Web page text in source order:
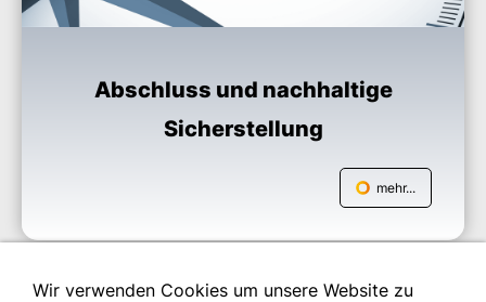
Abschluss und nachhaltige
Sicherstellung
mehr...
Wir verwenden Cookies um unsere Website zu